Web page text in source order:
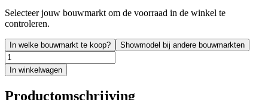
Selecteer jouw bouwmarkt om de voorraad in de winkel te
controleren.
In welke bouwmarkt te koop? Showmodel bij andere bouwmarkten
In winkelwagen
Productomschrijving